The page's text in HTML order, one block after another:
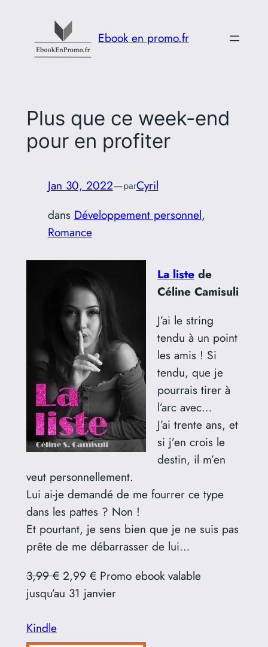
contenu
Ebook en promo.fr
Plus que ce week-end
pour en profiter
Jan 30, 2022—parCyril
dans Développement personnel
Romance
La liste de
Céline Camisuli
J’ai le string
tendu à un point
les amis ! Si
tendu, que je
pourrais tirer à
l’arc avec…
J’ai trente ans, et
si j’en crois le
destin, il m’en
veut personnellement.
Lui ai-je demandé de me fourrer ce type
dans les pattes ? Non !
Et pourtant, je sens bien que je ne suis pas
prête de me débarrasser de lui…
3,99 €2,99 € Promo ebook valable
jusqu’au 31 janvier
Kindle